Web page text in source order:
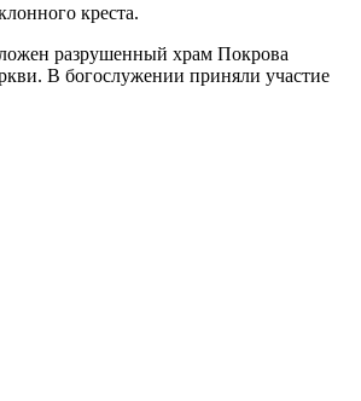
креста.
разрушенный храм Покрова
В богослужении приняли участие